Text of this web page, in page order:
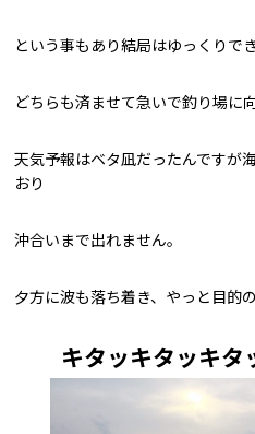
という事もあり結局はゆっくりで
どちらも済ませて急いで釣り場に向
天気予報はベタ凪だったんですが
おり
沖合いまで出れません。
夕方に波も落ち着き、やっと目的
キタッキタッキタ